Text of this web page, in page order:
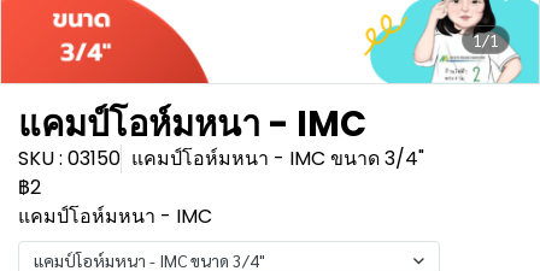
1/1
แคมป์โอห์มหนา - IMC
SKU : 03150 แคมป์โอห์มหนา - IMC ขนาด 3/4"
฿2
แคมป์โอห์มหนา - IMC
แคมป์โอห์มหนา - IMC ขนาด 3/4"